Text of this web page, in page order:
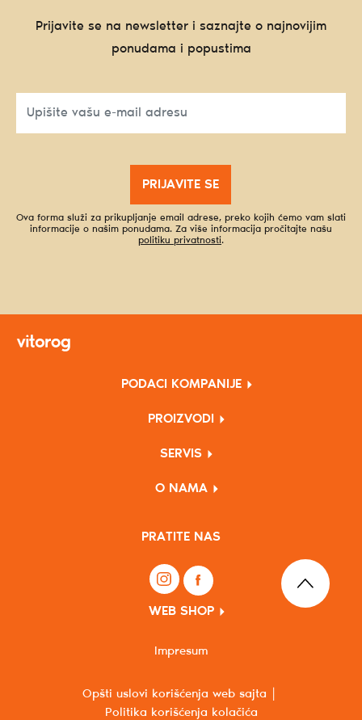
Prijavite se na newsletter i saznajte o najnovijim
ponudama i popustima
PRIJAVITE SE
Ova forma služi za prikupljanje email adrese, preko kojih ćemo vam slati
informacije o našim ponudama. Za više informacija pročitajte našu
politiku privatnosti.
PODACI KOMPANIJE
PROIZVODI
SERVIS
O NAMA
PRATITE NAS
WEB SHOP
Opšti uslovi korišćenja web sajta
Politika korišćenja kolačića
Impresum